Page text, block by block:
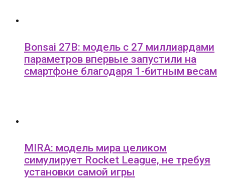
Bonsai 27B: модель с 27 миллиардами
параметров впервые запустили на
смартфоне благодаря 1-битным весам
MIRA: модель мира целиком
симулирует Rocket League, не требуя
установки самой игры